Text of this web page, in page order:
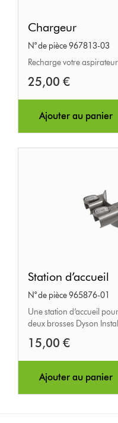
Chargeur
N° de pièce 967813-03
Recharge votre
25,00 €
Ajouter au panier
d’accueil
Station d’accueil
N° de pièce 965876-01
Une station d’accueil
deux brosses Dyson
15,00 €
Ajouter au panier